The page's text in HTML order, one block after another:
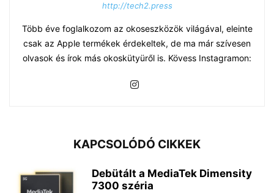
http://tech2.press
Több éve foglalkozom az okoseszközök világával, eleinte
csak az Apple termékek érdekeltek, de ma már szívesen
olvasok és írok más okoskütyüről is. Kövess Instagramon:
KAPCSOLÓDÓ CIKKEK
Debütált a MediaTek Dimensity
7300 széria